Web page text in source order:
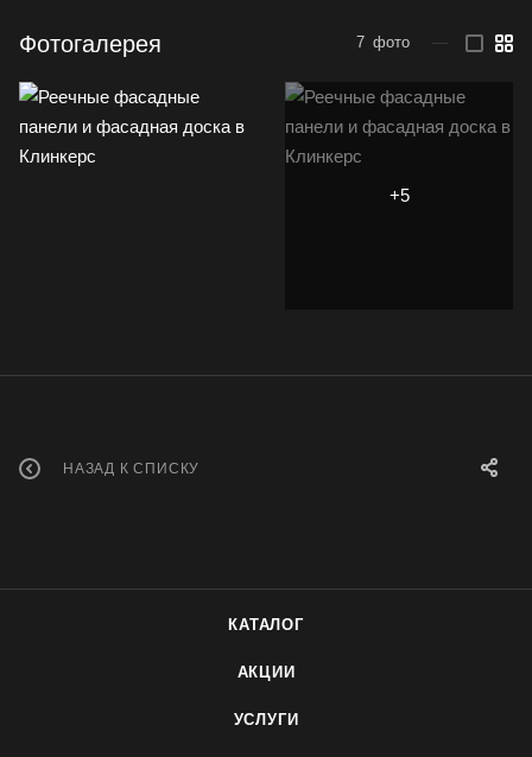
Фотогалерея 7 фото —
НАЗАД К СПИСКУ
КАТАЛОГ
АКЦИИ
УСЛУГИ